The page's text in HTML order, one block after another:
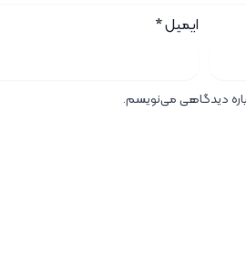
ایمیل*
دیدگاهی می‌نویسم.